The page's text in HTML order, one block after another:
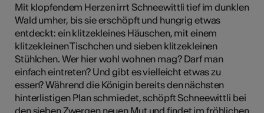
Mit klopfendem Herzen irrt Schneewittli tief im dunklen
Wald umher, bis sie erschöpft und hungrig etwas
entdeckt: ein klitzekleines Häuschen, mit einem
klitzekleinen Tischchen und sieben klitzekleinen
Stühlchen. Wer hier wohl wohnen mag? Darf man
einfach eintreten? Und gibt es vielleicht etwas zu
essen? Während die Königin bereits den nächsten
hinterlistigen Plan schmiedet, schöpft Schneewittli bei
den sieben Zwergen neuen Mut und findet im fröhlichen